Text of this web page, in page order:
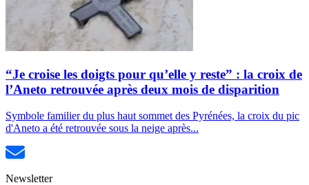
“Je croise les doigts pour qu’elle y reste” : la croix de
l’Aneto retrouvée après deux mois de disparition
Symbole familier du plus haut sommet des Pyrénées, la croix du pic
d'Aneto a été retrouvée sous la neige après...
Newsletter